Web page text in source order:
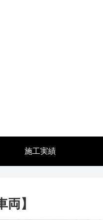
施工実績
両】